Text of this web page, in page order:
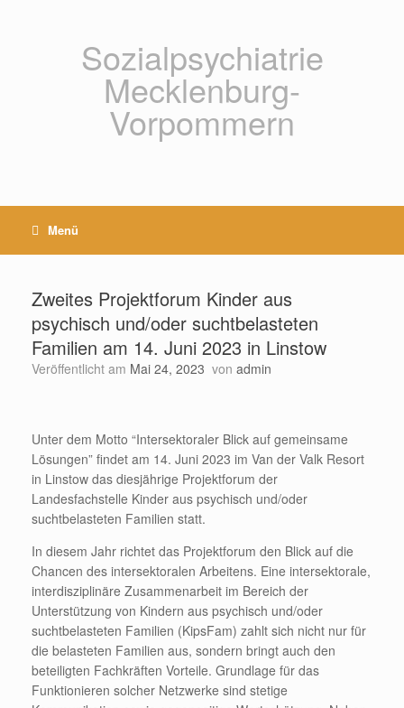
Sozialpsychiatrie
Mecklenburg-
Vorpommern
Menü
Zweites Projektforum Kinder aus
psychisch und/oder suchtbelasteten
Familien am 14. Juni 2023 in Linstow
Veröffentlicht am Mai 24, 2023 von admin
Unter dem Motto “Intersektoraler Blick auf gemeinsame
Lösungen” findet am 14. Juni 2023 im Van der Valk Resort
in Linstow das diesjährige Projektforum der
Landesfachstelle Kinder aus psychisch und/oder
suchtbelasteten Familien statt.
In diesem Jahr richtet das Projektforum den Blick auf die
Chancen des intersektoralen Arbeitens. Eine intersektorale,
interdisziplinäre Zusammenarbeit im Bereich der
Unterstützung von Kindern aus psychisch und/oder
suchtbelasteten Familien (KipsFam) zahlt sich nicht nur für
die belasteten Familien aus, sondern bringt auch den
beteiligten Fachkräften Vorteile. Grundlage für das
Funktionieren solcher Netzwerke sind stetige